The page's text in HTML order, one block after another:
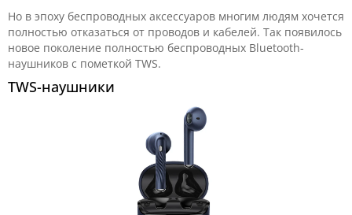
Но в эпоху беспроводных аксессуаров многим людям хочется
полностью отказаться от проводов и кабелей. Так появилось
новое поколение полностью беспроводных Bluetooth-
наушников с пометкой TWS.
TWS-наушники